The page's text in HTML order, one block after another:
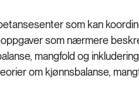
som kan
som nærmere
mangfold og
om kjønnsbalanse,